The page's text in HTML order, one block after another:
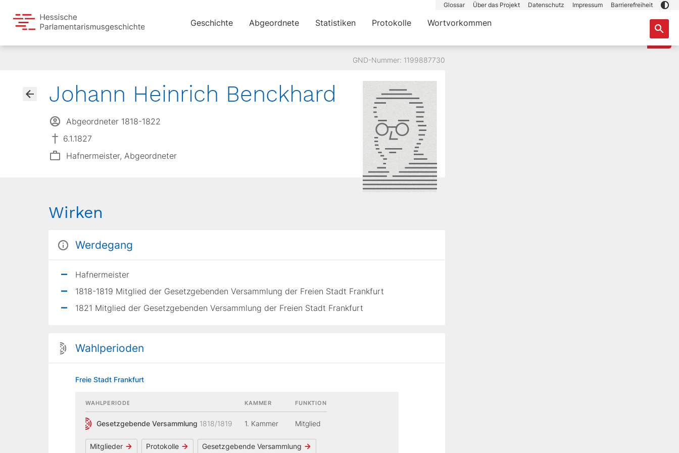
Glossar Über das Projekt Datenschutz Impressum Barrierefreiheit
Geschichte Abgeordnete Statistiken Protokolle Wortvorkommen
GND-Nummer: 1199887730
Johann Heinrich Benckhard
Abgeordneter 1818-1822
6.1.1827
Hafnermeister, Abgeordneter
Wirken
Werdegang
Hafnermeister
1818-1819 Mitglied der Gesetzgebenden Versammlung der Freien Stadt Frankfurt
1821 Mitglied der Gesetzgebenden Versammlung der Freien Stadt Frankfurt
Wahlperioden
Freie Stadt Frankfurt
WAHLPERIODE
Gesetzgebende Versammlung 1818/1819
KAMMER
1. Kammer
FUNKTION
Mitglied
Mitglieder Protokolle Gesetzgebende Versammlung